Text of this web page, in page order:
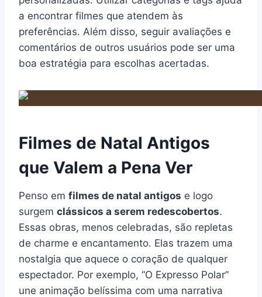
a encontrar filmes que atendem às
preferências. Além disso, seguir avaliações e
comentários de outros usuários pode ser uma
boa estratégia para escolhas acertadas.
Filmes de Natal Antigos
que Valem a Pena Ver
Penso em filmes de natal antigos e logo
surgem clássicos a serem redescobertos.
Essas obras, menos celebradas, são repletas
de charme e encantamento. Elas trazem uma
nostalgia que aquece o coração de qualquer
espectador. Por exemplo, “O Expresso Polar”
une animação belíssima com uma narrativa